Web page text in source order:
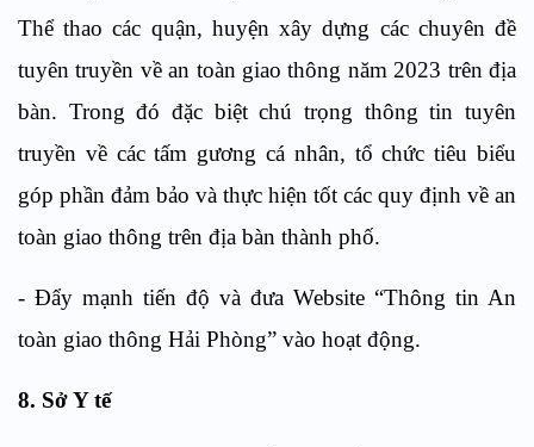
Thể thao các quận, huyện xây dựng các chuyên đề
tuyên truyền về an toàn giao thông năm 2023 trên địa
bàn. Trong đó đặc biệt chú trọng thông tin tuyên
truyền về các tấm gương cá nhân, tổ chức tiêu biểu
góp phần đảm bảo và thực hiện tốt các quy định về an
toàn giao thông trên địa bàn thành phố.
- Đẩy mạnh tiến độ và đưa Website “Thông tin An
toàn giao thông Hải Phòng” vào hoạt động.
8. Sở Y tế